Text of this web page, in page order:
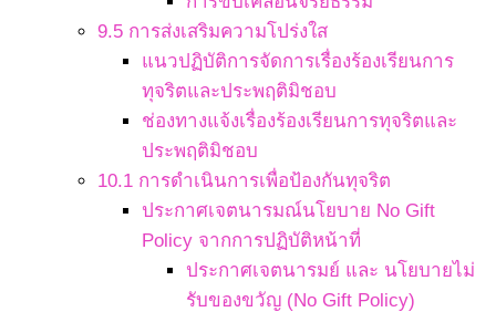
9.5 การส่งเสริมความโปร่งใส
แนวปฏิบัติการจัดการเรื่องร้องเรียนการ
ทุจริตและประพฤติมิชอบ
ช่องทางแจ้งเรื่องร้องเรียนการทุจริตและ
ประพฤติมิชอบ
10.1 การดำเนินการเพื่อป้องกันทุจริต
ประกาศเจตนารมณ์นโยบาย No Gift
Policy จากการปฏิบัติหน้าที่
ประกาศเจตนารมย์ และ นโยบายไม่
รับของขวัญ (No Gift Policy)